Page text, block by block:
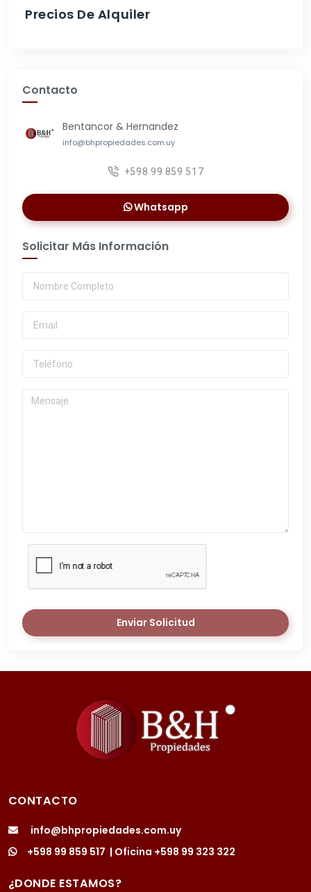
Precios De Alquiler
Contacto
Bentancor & Hernandez
info@bhpropiedades.com.uy
+598 99 859 517
Whatsapp
Solicitar Más Información
Enviar Solicitud
CONTACTO
info@bhpropiedades.com.uy
+598 99 859 517 | Oficina +598 99 323 322
¿DONDE ESTAMOS?